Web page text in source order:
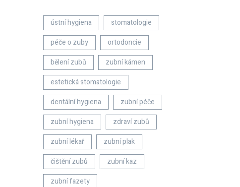
ústní hygiena
stomatologie
péče o zuby
ortodoncie
bělení zubů
zubní kámen
estetická stomatologie
dentální hygiena
zubní péče
zubní hygiena
zdraví zubů
zubní lékař
zubní plak
čištění zubů
zubní kaz
zubní fazety